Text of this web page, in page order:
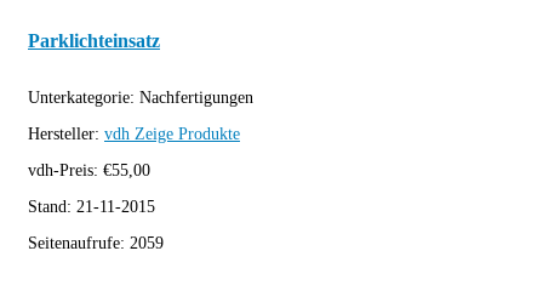
Parklichteinsatz
Unterkategorie: Nachfertigungen
Hersteller: vdh Zeige Produkte
vdh-Preis: €55,00
Stand: 21-11-2015
Seitenaufrufe: 2059